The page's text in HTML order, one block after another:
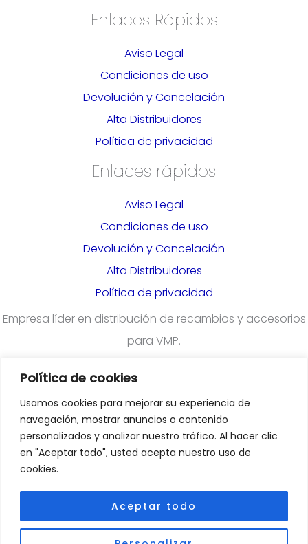
Política de cookies
Usamos cookies para mejorar su experiencia de
navegación, mostrar anuncios o contenido
personalizados y analizar nuestro tráfico. Al hacer clic
en "Aceptar todo", usted acepta nuestro uso de
cookies.
Aceptar todo
Enlaces Rápidos
Aviso Legal
Condiciones de uso
Devolución y Cancelación
Alta Distribuidores
Política de privacidad
Enlaces rápidos
Aviso Legal
Condiciones de uso
Devolución y Cancelación
Alta Distribuidores
Política de privacidad
Empresa líder en distribución de recambios y accesorios
para VMP.
¿Quieres darte de alta en nuestra plataforma para
profesionales?Rellena el formulario
Departamento Comercial:
Departamento Atención Al Cliente: